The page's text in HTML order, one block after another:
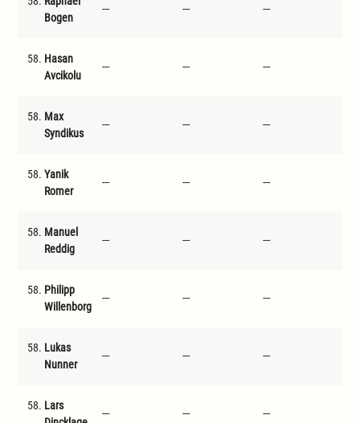
Bogen
--- --- ---
58. Hasan
Avcikolu
--- --- ---
58. Max
Syndikus
--- --- ---
58. Yanik
Romer
--- --- ---
58. Manuel
Reddig
--- --- ---
58. Philipp
Willenborg
--- --- ---
58. Lukas
Nunner
--- --- ---
58. Lars
--- --- ---